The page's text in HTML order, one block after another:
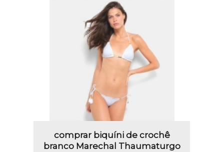
comprar biquíni de crochê
branco Marechal Thaumaturgo